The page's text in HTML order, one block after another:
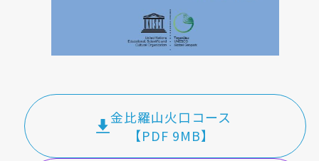
金比羅山火口コース
【PDF 9MB】